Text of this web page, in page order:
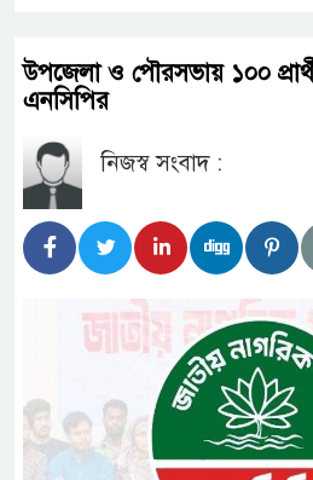
উপজেলা ও পৌরসভায় ১০০
এনসিপির
নিজস্ব সংবাদ :